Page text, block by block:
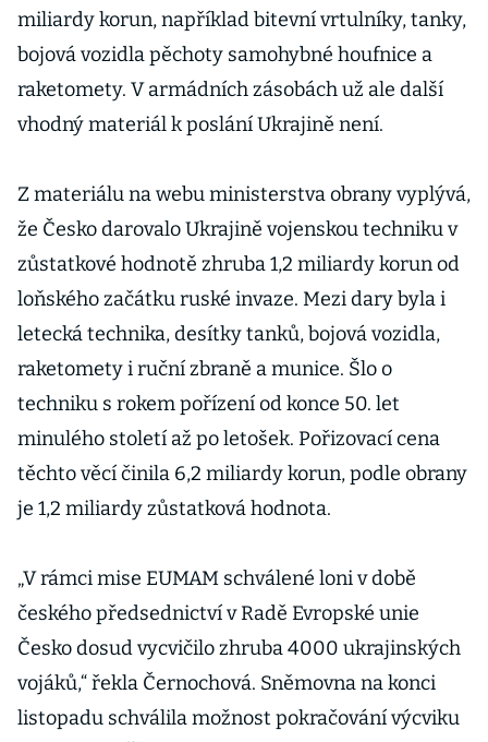
miliardy korun, například bitevní vrtulníky, tanky,
bojová vozidla pěchoty samohybné houfnice a
raketomety. V armádních zásobách už ale další
vhodný materiál k poslání Ukrajině není.
Z materiálu na webu ministerstva obrany vyplývá,
že Česko darovalo Ukrajině vojenskou techniku v
zůstatkové hodnotě zhruba 1,2 miliardy korun od
loňského začátku ruské invaze. Mezi dary byla i
letecká technika, desítky tanků, bojová vozidla,
raketomety i ruční zbraně a munice. Šlo o
techniku s rokem pořízení od konce 50. let
minulého století až po letošek. Pořizovací cena
těchto věcí činila 6,2 miliardy korun, podle obrany
je 1,2 miliardy zůstatková hodnota.
„V rámci mise EUMAM schválené loni v době
českého předsednictví v Radě Evropské unie
Česko dosud vycvičilo zhruba 4000 ukrajinských
vojáků,“ řekla Černochová. Sněmovna na konci
listopadu schválila možnost pokračování výcviku